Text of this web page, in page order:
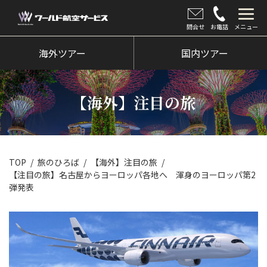
問合せ お電話 メニュー
海外ツアー
国内ツアー
クルーズツアー
ツアー催行状況
旅のひろば
イベント
新着情報
会社情報
海外ツアー 国内ツアー
【海外】注目の旅
TOP 旅のひろば
【海外】注目の旅
【注目の旅】名古屋からヨーロッパ各地へ 渾身のヨーロッパ第2
弾発表